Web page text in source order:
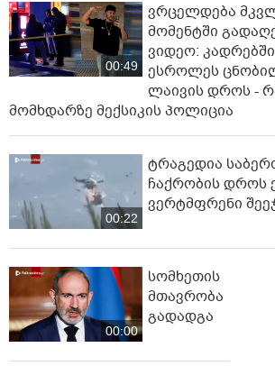
00:49
ვრცელდება
მომენტში
ვიდეო:
ესროლეს
ლაივის დროს -
მომხდარზე მექსიკის პოლიცია
00:22
ტრაგედია
ჩაქრობის დროს
ვერტმფრენი
00:00
სომხეთის
მთავრობა
გადადგა